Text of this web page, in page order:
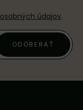
osobných údajov.
ODOBERAŤ